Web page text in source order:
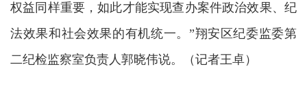
权益同样重要，如此才能实现查办案件政治效果、纪
法效果和社会效果的有机统一。”翔安区纪委监委第
二纪检监察室负责人郭晓伟说。（记者王卓）